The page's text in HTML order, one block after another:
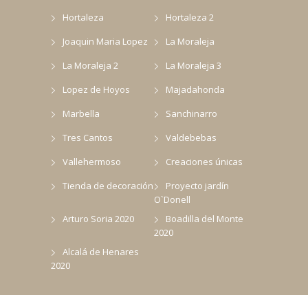
Hortaleza
Hortaleza 2
Joaquin Maria Lopez
La Moraleja
La Moraleja 2
La Moraleja 3
Lopez de Hoyos
Majadahonda
Marbella
Sanchinarro
Tres Cantos
Valdebebas
Vallehermoso
Creaciones únicas
Tienda de decoración
Proyecto jardín
O`Donell
Arturo Soria 2020
Boadilla del Monte
2020
Alcalá de Henares
2020